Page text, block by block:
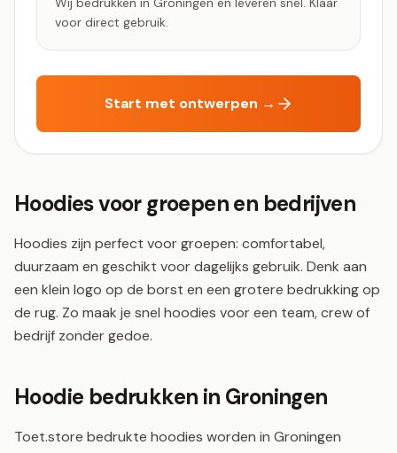
voor direct gebruik.
Start met ontwerpen →
Hoodies voor groepen en bedrijven
Hoodies zijn perfect voor groepen: comfortabel,
duurzaam en geschikt voor dagelijks gebruik. Denk aan
een klein logo op de borst en een grotere bedrukking op
de rug. Zo maak je snel hoodies voor een team, crew of
bedrijf zonder gedoe.
Hoodie bedrukken in Groningen
Toet.store bedrukte hoodies worden in Groningen